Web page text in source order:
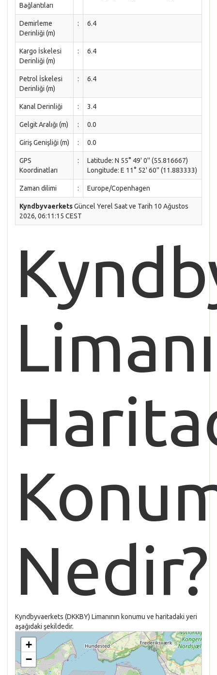
Bağlantıları
Demirleme
Derinliği (m)
: 6.4
Kargo İskelesi
Derinliği (m)
: 6.4
Petrol İskelesi
Derinliği (m)
: 6.4
Kanal Derinliği : 3.4
Gelgit Aralığı (m) : 0.0
Giriş Genişliği (m) : 0.0
GPS
Koordinatları
:
Latitude: N 55° 49' 0'' (55.816667)
Longitude: E 11° 52' 60'' (11.883333)
Zaman dilimi : Europe/Copenhagen
KyndbyvaerketsGüncel Yerel Saat ve Tarih 10 Ağustos
2026, 06:11:15 CEST
Limanı
Nedir?
Kyndbyvaerkets (DKKBY) Limanının konumu ve haritadaki yeri
aşağıdaki şekildedir.
+
−